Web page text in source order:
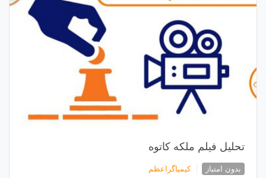
تحلیل فیلم ملکه کاتوه
بدون امتیاز کیمیاگراعظم